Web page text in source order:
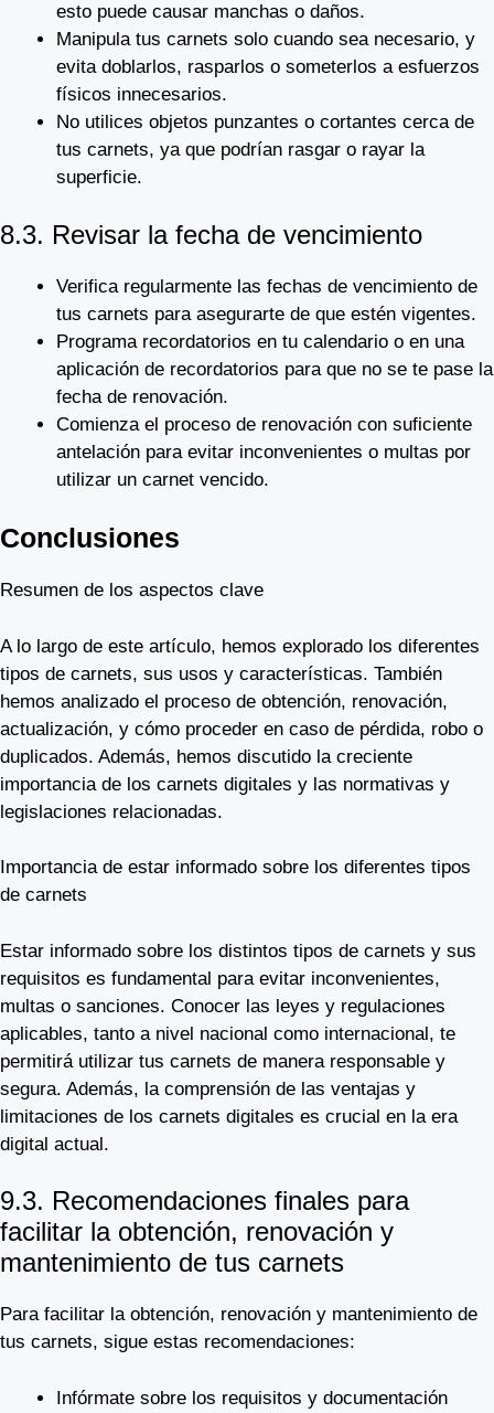
esto puede causar manchas o daños.
Manipula tus carnets solo cuando sea necesario, y
evita doblarlos, rasparlos o someterlos a esfuerzos
físicos innecesarios.
No utilices objetos punzantes o cortantes cerca de
tus carnets, ya que podrían rasgar o rayar la
superficie.
8.3. Revisar la fecha de vencimiento
Verifica regularmente las fechas de vencimiento de
tus carnets para asegurarte de que estén vigentes.
Programa recordatorios en tu calendario o en una
aplicación de recordatorios para que no se te pase la
fecha de renovación.
Comienza el proceso de renovación con suficiente
antelación para evitar inconvenientes o multas por
utilizar un carnet vencido.
Conclusiones
Resumen de los aspectos clave
A lo largo de este artículo, hemos explorado los diferentes
tipos de carnets, sus usos y características. También
hemos analizado el proceso de obtención, renovación,
actualización, y cómo proceder en caso de pérdida, robo o
duplicados. Además, hemos discutido la creciente
importancia de los carnets digitales y las normativas y
legislaciones relacionadas.
Importancia de estar informado sobre los diferentes tipos
de carnets
Estar informado sobre los distintos tipos de carnets y sus
requisitos es fundamental para evitar inconvenientes,
multas o sanciones. Conocer las leyes y regulaciones
aplicables, tanto a nivel nacional como internacional, te
permitirá utilizar tus carnets de manera responsable y
segura. Además, la comprensión de las ventajas y
limitaciones de los carnets digitales es crucial en la era
digital actual.
9.3. Recomendaciones finales para
facilitar la obtención, renovación y
mantenimiento de tus carnets
Para facilitar la obtención, renovación y mantenimiento de
tus carnets, sigue estas recomendaciones:
Infórmate sobre los requisitos y documentación